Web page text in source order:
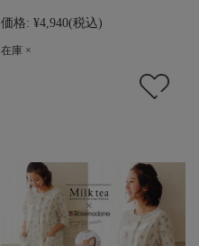
価格: ¥4,940(税込)
在庫 ×